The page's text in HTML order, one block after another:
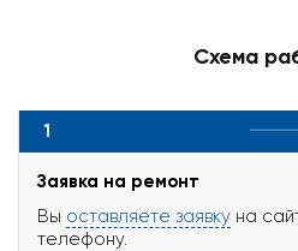
Схема
1
Заявка на ремонт
Вы оставляете заявку на
телефону.